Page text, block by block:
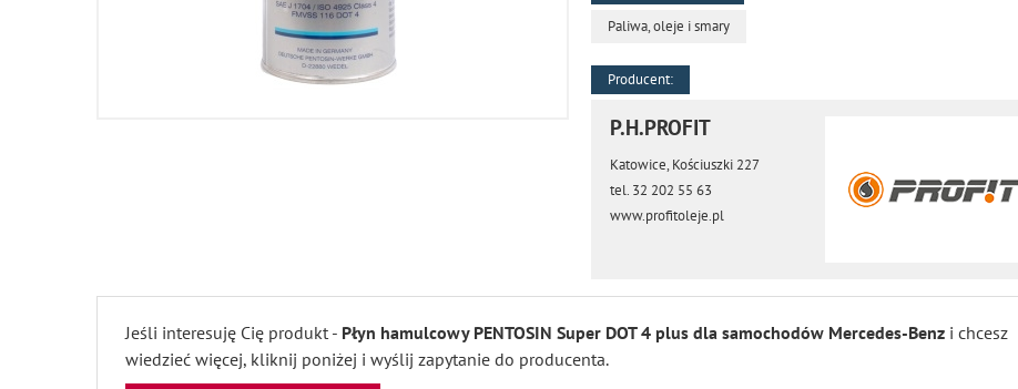
Paliwa, oleje i smary
Producent:
P.H.PROFIT
Katowice, Kościuszki 227
tel. 32 202 55 63
www.profitoleje.pl
Jeśli interesuję Cię produkt - Płyn hamulcowy PENTOSIN Super DOT 4 plus dla samochodów Mercedes-Benz i chcesz
wiedzieć więcej, kliknij poniżej i wyślij zapytanie do producenta.